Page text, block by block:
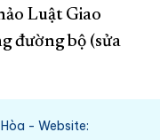
Luật Giao
đường bộ (sửa
- Website: